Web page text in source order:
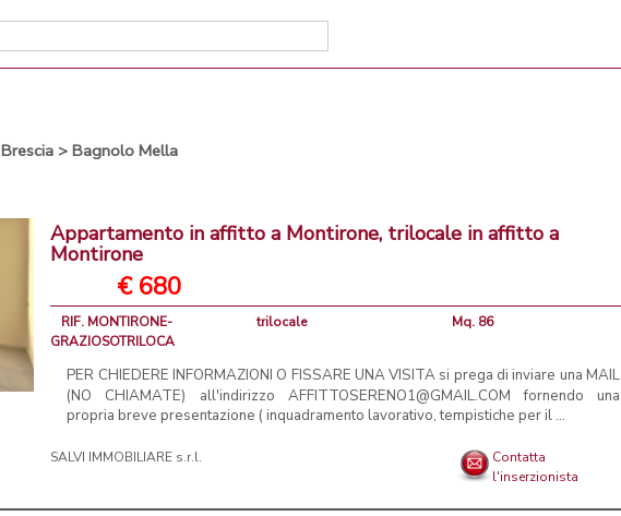
Brescia > Bagnolo Mella
Appartamento in affitto a Montirone, trilocale in affitto a
Montirone
€ 680
RIF. MONTIRONE-
GRAZIOSOTRILOCA
trilocale Mq. 86
PER CHIEDERE INFORMAZIONI O FISSARE UNA VISITA si prega di inviare una MAIL
(NO CHIAMATE) all'indirizzo AFFITTOSERENO1@GMAIL.COM fornendo una
propria breve presentazione ( inquadramento lavorativo, tempistiche per il ...
SALVI IMMOBILIARE s.r.l.
Contatta
l'inserzionista